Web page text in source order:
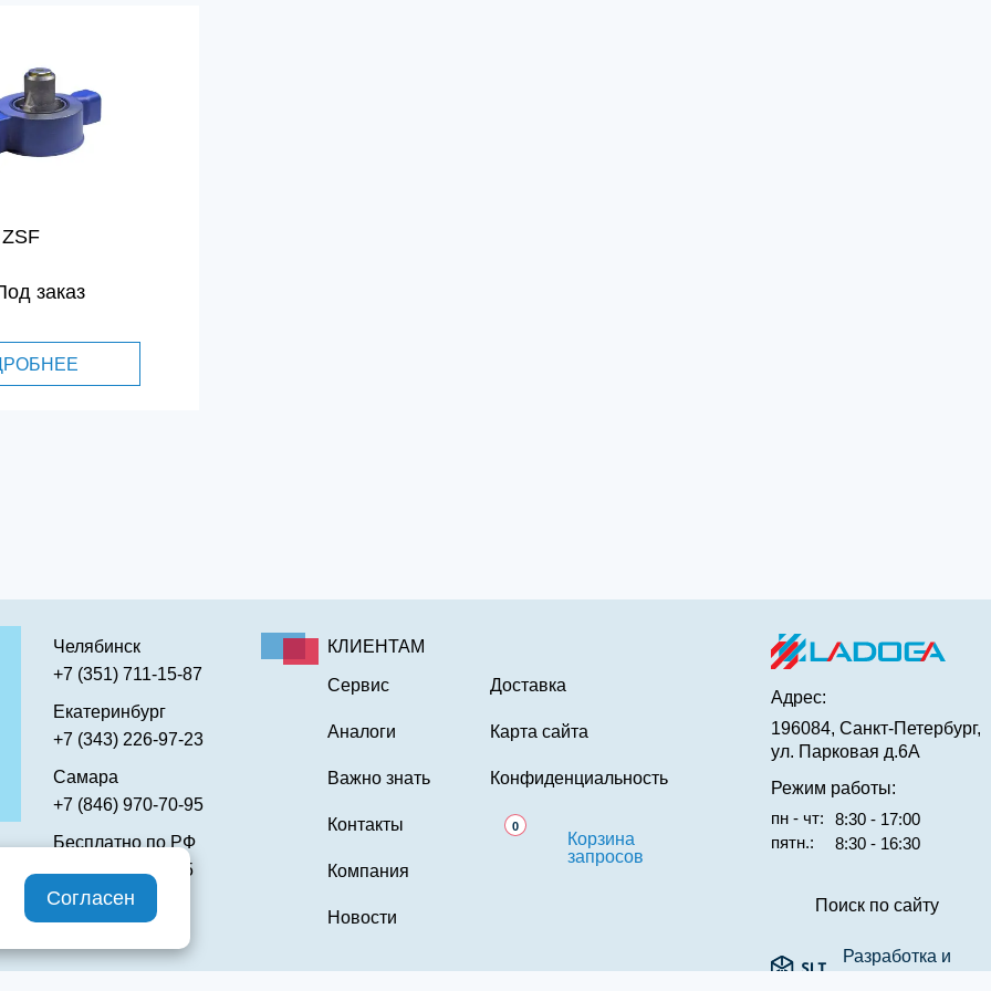
Согласен
ZSF
заказ
Челябинск
+7 (351) 711-15-87
Екатеринбург
+7 (343) 226-97-23
Самара
+7 (846) 970-70-95
Бесплатно по РФ
8 (800) 301-10-95
КЛИЕНТАМ
Сервис
Аналоги
Важно знать
Контакты
Компания
Новости
Доставка
Карта сайта
Конфиденциальность
0
Корзина
запросов
Адрес:
196084, Санкт-Петербург,
ул. Парковая д.6А
Режим работы:
пн - чт:
8:30 - 17:00
пятн.:
8:30 - 16:30
Поиск по сайту
Разработка и